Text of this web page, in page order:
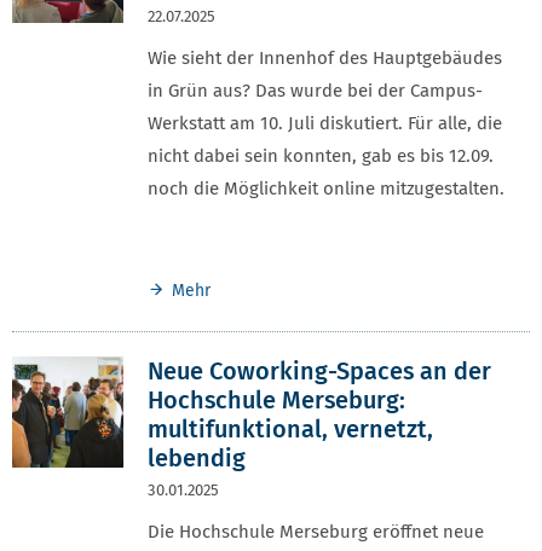
22.07.2025
Wie sieht der Innenhof des Hauptgebäudes
in Grün aus? Das wurde bei der Campus-
Werkstatt am 10. Juli diskutiert. Für alle, die
nicht dabei sein konnten, gab es bis 12.09.
noch die Möglichkeit online mitzugestalten.
Mehr
Neue Coworking-Spaces an der
Hochschule Merseburg:
multifunktional, vernetzt,
lebendig
30.01.2025
Die Hochschule Merseburg eröffnet neue